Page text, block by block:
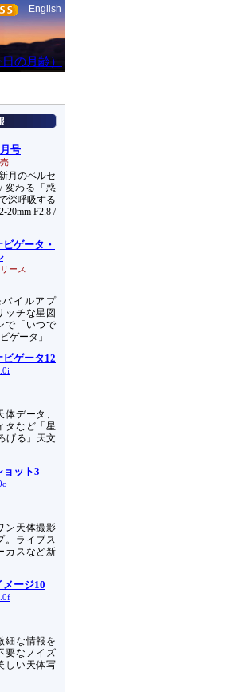
English
号
月のペルセ
変わる「惑
深呼吸する
20mm F2.8 /
ゲータ・
ース
イルアプ
ッチな星図
で「いつで
ゲータ」
ビゲータ12
データ、
タなど「星
げる」天文
ョット3
ン天体撮影
。ライブス
カスなど新
メージ10
細な情報を
要なノイズ
しい天体写